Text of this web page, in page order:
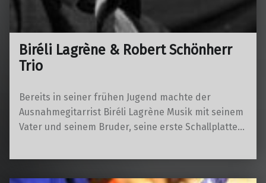
Biréli Lagrène & Robert Schönherr
Trio
Bereits in seiner frühen Jugend machte der
Ausnahmegitarrist Biréli Lagrène Musik mit seinem
Vater und seinem Bruder, seine erste Schallplatte…